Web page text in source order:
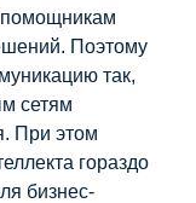
Поэтому
так,
сетям
При этом
гораздо
бизнес-